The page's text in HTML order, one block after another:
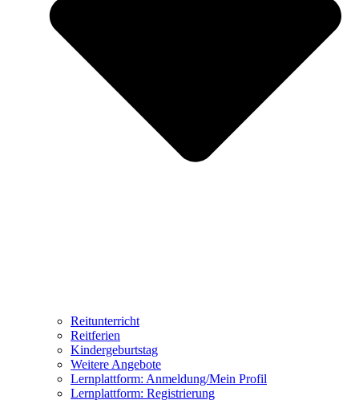
Reitunterricht
Reitferien
Kindergeburtstag
Weitere Angebote
Lernplattform: Anmeldung/Mein Profil
Lernplattform: Registrierung